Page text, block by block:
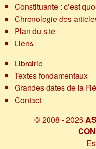
Constituante : c’est
Chronologie des
Plan du site
Liens
Librairie
Textes fondamentaux
Grandes dates de la
Contact
© 2008 - 2026